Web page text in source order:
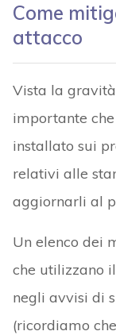
Come
attacco
Vista la
importante
installato sui
relativi alle
aggiornarli al
Un elenco dei
che utilizzano
negli avvisi di
(ricordiamo